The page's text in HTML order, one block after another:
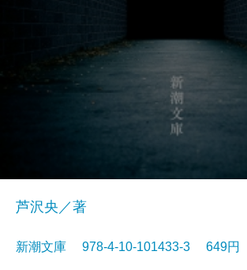
芦沢央／著
新潮文庫 978-4-10-101433-3 649円